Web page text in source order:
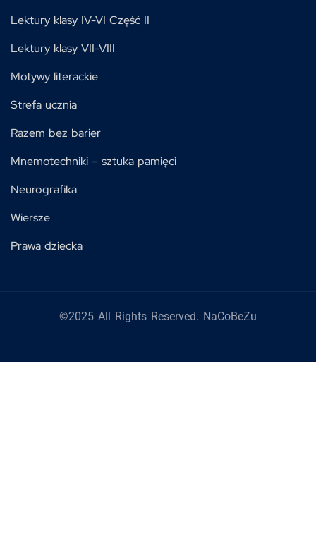
Lektury klasy IV-VI Część II
Lektury klasy VII-VIII
Motywy literackie
Strefa ucznia
Razem bez barier
Mnemotechniki – sztuka pamięci
Neurografika
Wiersze
Prawa dziecka
©2025 All Rights Reserved. NaCoBeZu